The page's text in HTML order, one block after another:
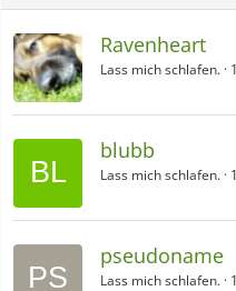
Ravenheart
Lass mich schlafen.
blubb
Lass mich schlafen.
pseudoname
Lass mich schlafen.